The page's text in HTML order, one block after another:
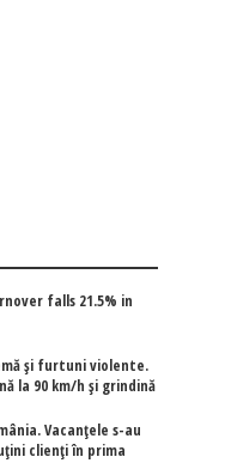
falls 21.5% in
și furtuni violente.
la 90 km/h și grindină
Vacanțele s-au
clienți în prima